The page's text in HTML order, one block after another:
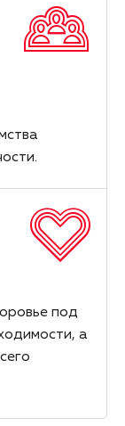
под
а